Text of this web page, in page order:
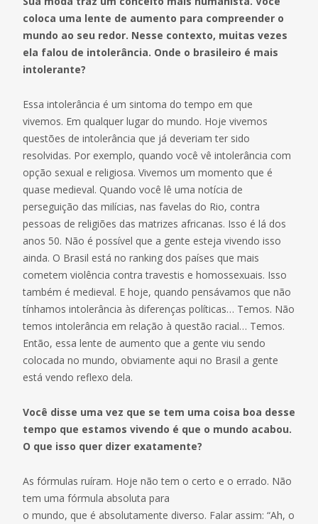
coloca uma lente de aumento para compreender o
mundo ao seu redor. Nesse contexto, muitas vezes
ela falou de intolerância. Onde o brasileiro é mais
intolerante?
Essa intolerância é um sintoma do tempo em que
vivemos. Em qualquer lugar do mundo. Hoje vivemos
questões de intolerância que já deveriam ter sido
resolvidas. Por exemplo, quando você vê intolerância com
opção sexual e religiosa. Vivemos um momento que é
quase medieval. Quando você lê uma notícia de
perseguição das milícias, nas favelas do Rio, contra
pessoas de religiões das matrizes africanas. Isso é lá dos
anos 50. Não é possível que a gente esteja vivendo isso
ainda. O Brasil está no ranking dos países que mais
cometem violência contra travestis e homossexuais. Isso
também é medieval. E hoje, quando pensávamos que não
tínhamos intolerância às diferenças políticas… Temos. Não
temos intolerância em relação à questão racial… Temos.
Então, essa lente de aumento que a gente viu sendo
colocada no mundo, obviamente aqui no Brasil a gente
está vendo reflexo dela.
Você disse uma vez que se tem uma coisa boa desse
tempo que estamos vivendo é que o mundo acabou.
O que isso quer dizer exatamente?
As fórmulas ruíram. Hoje não tem o certo e o errado. Não
tem uma fórmula absoluta para
o mundo, que é absolutamente diverso. Falar assim: “Ah, o